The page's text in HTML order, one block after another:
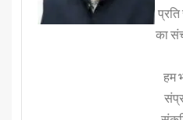
प्रति
का
हम